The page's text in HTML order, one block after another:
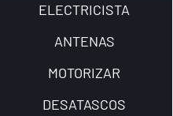
ELECTRICISTA
ANTENAS
MOTORIZAR
DESATASCOS